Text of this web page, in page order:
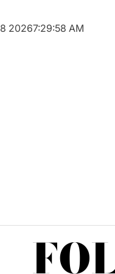
20267:30:00 AM